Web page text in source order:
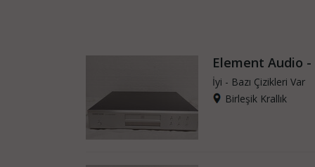
Element Audio -
İyi - Bazı Çizikleri Var
Birleşik Krallık